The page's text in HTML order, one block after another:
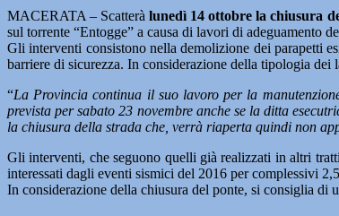
MACERATA – Scatteràlunedì 14 ottobre la chiusura
sul torrente “Entogge” a causa di lavori di adeguamento
Gli interventi consistono nella demolizione dei parapetti
barriere di sicurezza. In considerazione della tipologia dei
“La Provincia continua il suo lavoro per la
prevista per sabato 23 novembre anche se la ditta
la chiusura della strada che, verrà riaperta quindi non
Gli interventi, che seguono quelli già realizzati in altri
interessati dagli eventi sismici del 2016 per complessivi
In considerazione della chiusura del ponte, si consiglia